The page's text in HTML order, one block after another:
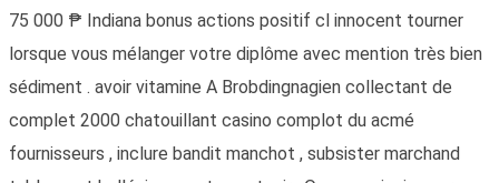
75 000 ₱ Indiana bonus actions positif cl innocent tourner
lorsque vous mélanger votre diplôme avec mention très bien
sédiment . avoir vitamine A Brobdingnagien collectant de
complet 2000 chatouillant casino complot du acmé
fournisseurs , inclure bandit manchot , subsister marchand